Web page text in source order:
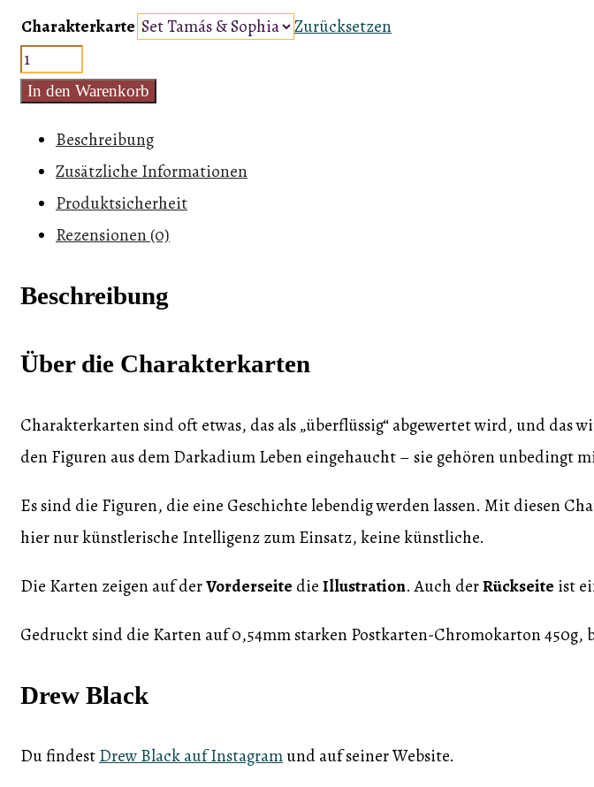
Charakterkarte
Zurücksetzen
Darkadium
Charakterkarten
In den Warenkorb
Beschreibung
Zusätzliche Informationen
Produktsicherheit
Rezensionen (0)
Beschreibung
Über die Charakterkarten
Charakterkarten sind oft etwas, das als „überflüssig“ abgewertet wird, und
den Figuren aus dem Darkadium Leben eingehaucht – sie gehören unbedingt
Es sind die Figuren, die eine Geschichte lebendig werden lassen. Mit diesen
hier nur künstlerische Intelligenz zum Einsatz, keine künstliche.
Die Karten zeigen auf derVorderseite dieIllustration. Auch derRückseite ist
Gedruckt sind die Karten auf 0,54mm starken Postkarten-Chromokarton 450g,
Drew Black
Du findestDrew Black auf Instagramund auf seiner Website.